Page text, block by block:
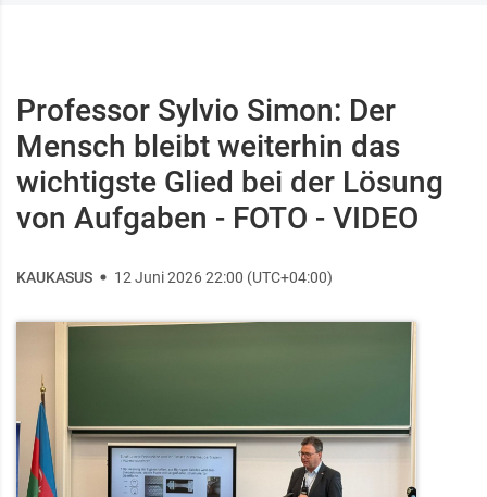
Professor Sylvio Simon: Der
Mensch bleibt weiterhin das
wichtigste Glied bei der Lösung
von Aufgaben - FOTO - VIDEO
KAUKASUS 12 Juni 2026 22:00 (UTC+04:00)